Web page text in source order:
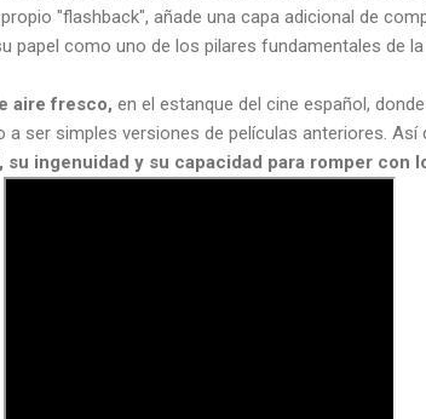
"flashback", añade una capa adicional de
papel como uno de los pilares fundamentales de la
aire fresco, en el estanque del cine español,
ser simples versiones de películas anteriores. Así
su ingenuidad y su capacidad para romper con